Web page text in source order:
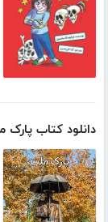
دانلود کتاب پارک